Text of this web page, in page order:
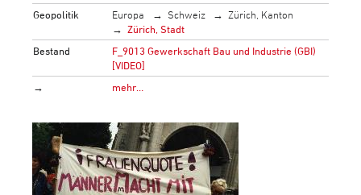
Geopolitik
Europa Schweiz
Zürich, Kanton
Zürich, Stadt
Bestand
F_9013 Gewerkschaft Bau und Industrie (GBI)
[VIDEO]
→
mehr…